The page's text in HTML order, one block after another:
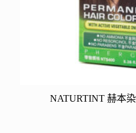
NATURTINT 赫本